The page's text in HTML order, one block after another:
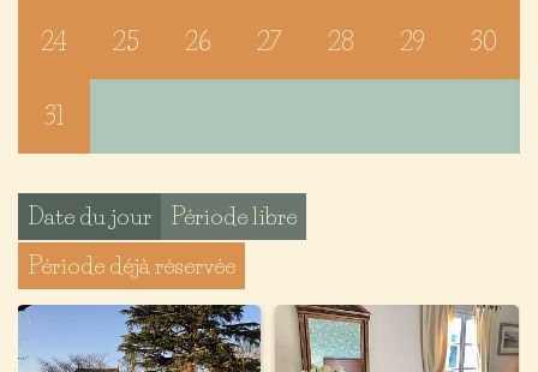
24 25 26 27 28 29 30
31
Date du jour
Période libre
Période déjà réservée